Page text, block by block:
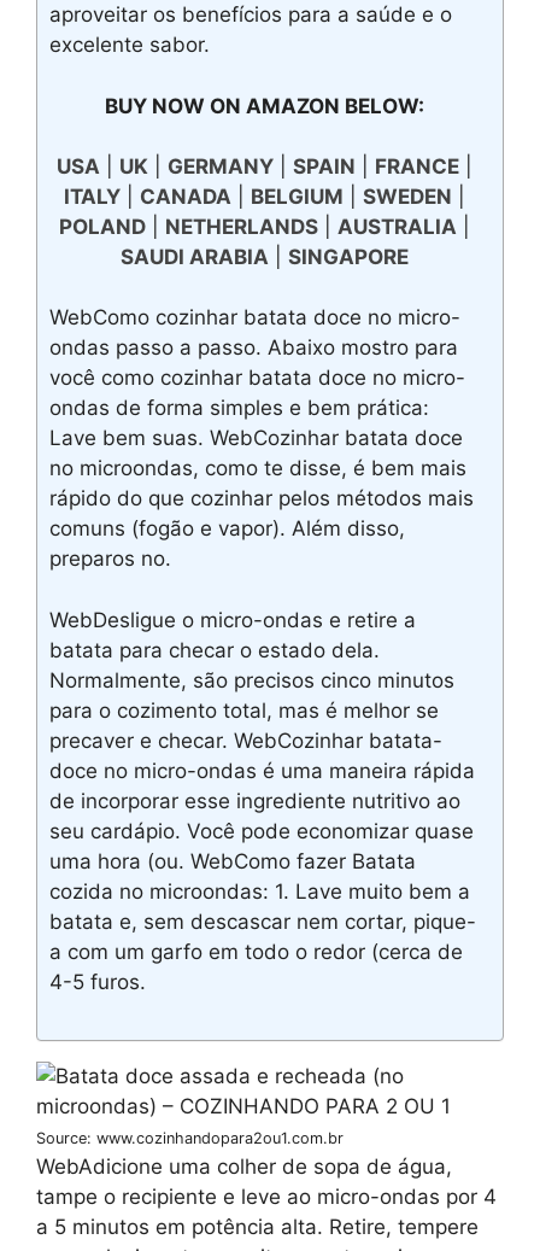
aproveitar os benefícios para a saúde e o
excelente sabor.
BUY NOW ON AMAZON BELOW:
USA UK GERMANY| SPAIN FRANCE|
ITALY| CANADA BELGIUM SWEDEN
POLAND| NETHERLANDS| AUSTRALIA
SAUDI ARABIA
SINGAPORE
WebComo cozinhar batata doce no micro-
ondas passo a passo. Abaixo mostro para
você como cozinhar batata doce no micro-
ondas de forma simples e bem prática:
Lave bem suas. WebCozinhar batata doce
no microondas, como te disse, é bem mais
rápido do que cozinhar pelos métodos mais
comuns (fogão e vapor). Além disso,
preparos no.
WebDesligue o micro-ondas e retire a
batata para checar o estado dela.
Normalmente, são precisos cinco minutos
para o cozimento total, mas é melhor se
precaver e checar. WebCozinhar batata-
doce no micro-ondas é uma maneira rápida
de incorporar esse ingrediente nutritivo ao
seu cardápio. Você pode economizar quase
uma hora (ou. WebComo fazer Batata
cozida no microondas: 1. Lave muito bem a
batata e, sem descascar nem cortar, pique-
a com um garfo em todo o redor (cerca de
4-5 furos.
Source: www.cozinhandopara2ou1.com.br
WebAdicione uma colher de sopa de água,
tampe o recipiente e leve ao micro-ondas por 4
a 5 minutos em potência alta. Retire, tempere